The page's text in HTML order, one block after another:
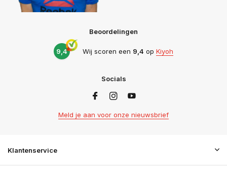
Beoordelingen
9,4 Wij scoren een 9,4 op Kiyoh
Socials
Meld je aan voor onze nieuwsbrief
Klantenservice